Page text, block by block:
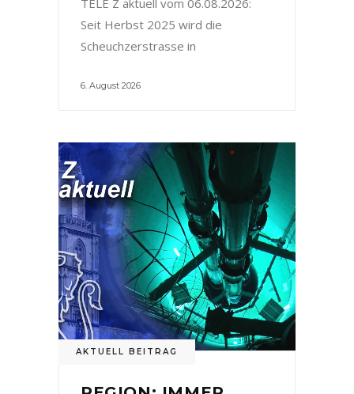
TELE Z aktuell vom 06.08.2026:
Seit Herbst 2025 wird die
Scheuchzerstrasse in
6. August 2026
AKTUELL BEITRAG